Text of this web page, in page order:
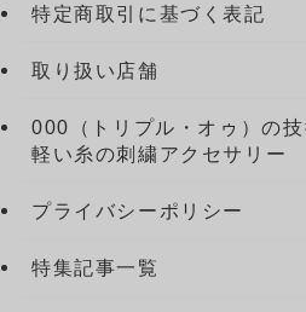
特定商取引に基づく表記
取り扱い店舗
000（トリプル・オゥ）の技
軽い糸の刺繍アクセサリー
プライバシーポリシー
特集記事一覧